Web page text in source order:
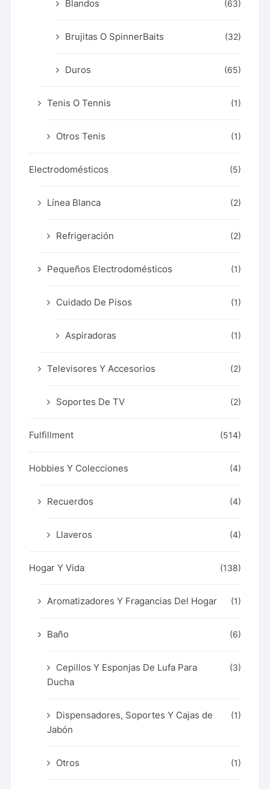
Blandos (63)
Brujitas O SpinnerBaits (32)
Duros (65)
Tenis O Tennis (1)
Otros Tenis (1)
Electrodomésticos (5)
Línea Blanca (2)
Refrigeración (2)
Pequeños Electrodomésticos (1)
Cuidado De Pisos (1)
Aspiradoras (1)
Televisores Y Accesorios (2)
Soportes De TV (2)
Fulfillment (514)
Hobbies Y Colecciones (4)
Recuerdos (4)
Llaveros (4)
Hogar Y Vida (138)
Aromatizadores Y Fragancias Del Hogar (1)
Baño (6)
Cepillos Y Esponjas De Lufa Para
Ducha
(3)
Dispensadores, Soportes Y Cajas de
Jabón
(1)
Otros (1)